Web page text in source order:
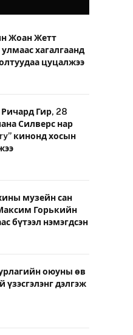
Жоан Жетт
хагалгаанд
цуцалжээ
Ричард Гир, 28
Силверс нар
кинонд хосын
музейн сан
Горькийн
бүтээл нэмэгдсэн
оюуны өв
үзэсгэлэнг дэлгэж